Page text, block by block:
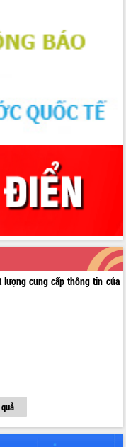
lượng cung cấp thông tin của